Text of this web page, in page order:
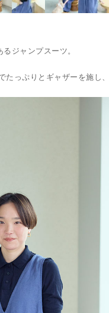
ジャンプスーツ。
っぷりとギャザーを施し